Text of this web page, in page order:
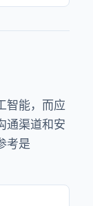
智能，而应
通渠道和安
考是